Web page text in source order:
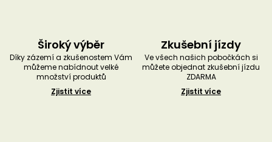
Široký výběr
Díky zázemí a zkušenostem Vám
můžeme nabídnout velké
množství produktů
Zjistit více
Zkušební jízdy
Ve všech našich pobočkách si
můžete objednat zkušební jízdu
ZDARMA
Zjistit více